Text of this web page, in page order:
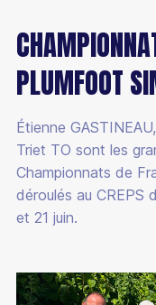
PLUMFOOT
Étienne
Triet TO sont les
Championnats de
déroulés au CREPS
et 21 juin.